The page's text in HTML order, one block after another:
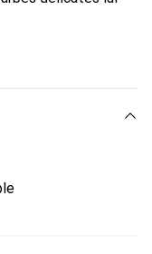
choix sûr pour une